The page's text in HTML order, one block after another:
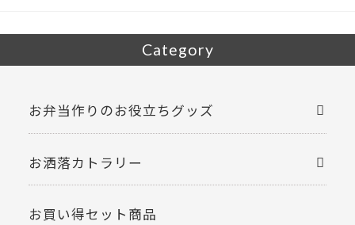
Category
お弁当作りのお役立ちグッズ
お洒落カトラリー
お買い得セット商品